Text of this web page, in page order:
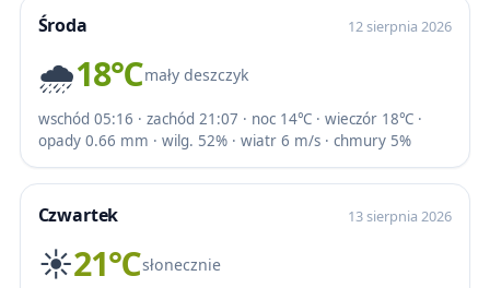
Środa 12 sierpnia 2026
🌧️18℃mały deszczyk
wschód 05:16 · zachód 21:07 · noc 14℃ · wieczór 18℃ ·
opady 0.66 mm · wilg. 52% · wiatr 6 m/s · chmury 5%
Czwartek 13 sierpnia 2026
☀️21℃słonecznie